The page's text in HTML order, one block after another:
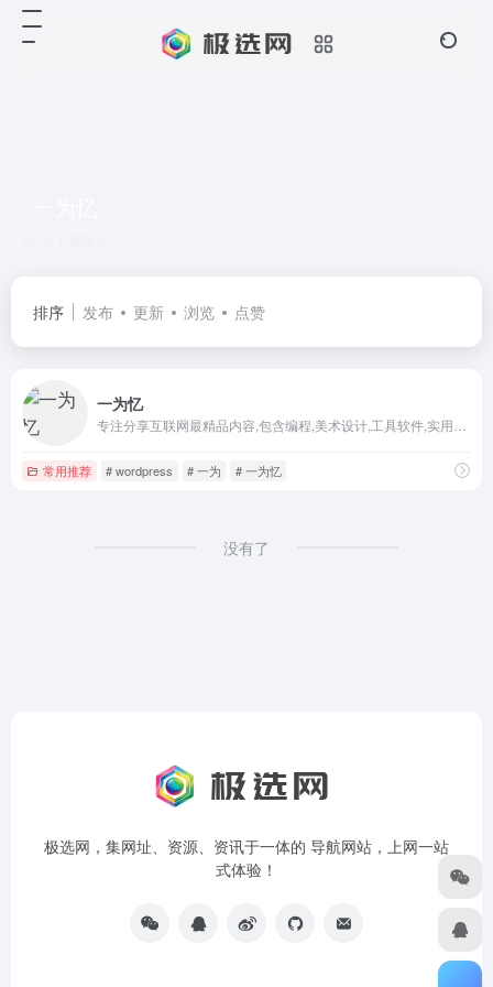
排序 发布 更新 浏览 点赞
一为忆
常用推荐 # wordpress # 一为 # 一为忆
没有了
极选网，集网址、资源、资讯于一体的 导航网站，上网一站
式体验！